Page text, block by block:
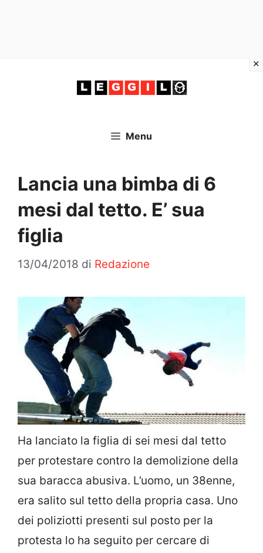
Menu
Lancia una bimba di 6
mesi dal tetto. E’ sua
figlia
13/04/2018 di Redazione
Ha lanciato la figlia di sei mesi dal tetto
per protestare contro la demolizione della
sua baracca abusiva. L’uomo, un 38enne,
era salito sul tetto della propria casa. Uno
dei poliziotti presenti sul posto per la
protesta lo ha seguito per cercare di